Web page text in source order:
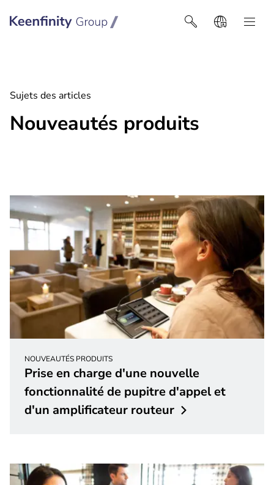
Keenfinity Group I Africa
Sujets des articles
Nouveautés produits
NOUVEAUTÉS PRODUITS
Prise en charge d'une nouvelle
fonctionnalité de pupitre d'appel et
d'un amplificateur routeur